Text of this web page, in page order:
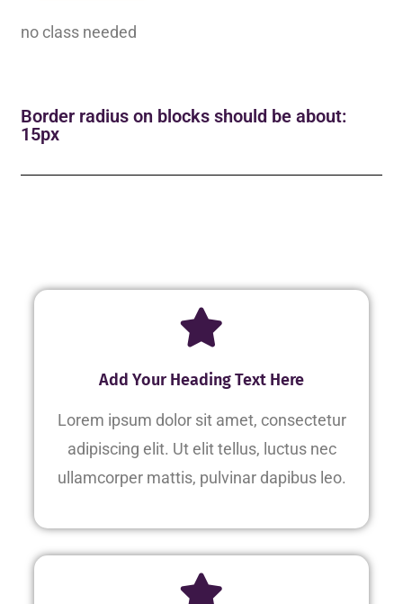
no class needed
Border radius on blocks should be about:
15px
Add Your Heading Text Here
Lorem ipsum dolor sit amet, consectetur
adipiscing elit. Ut elit tellus, luctus nec
ullamcorper mattis, pulvinar dapibus leo.